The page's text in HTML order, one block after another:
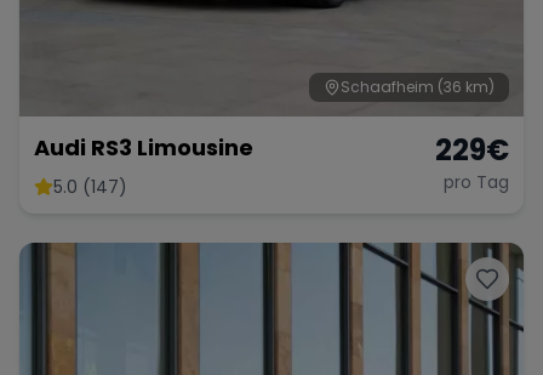
Schaafheim (36 km)
Audi RS3 Limousine
5.0 (147)
229€
pro Tag